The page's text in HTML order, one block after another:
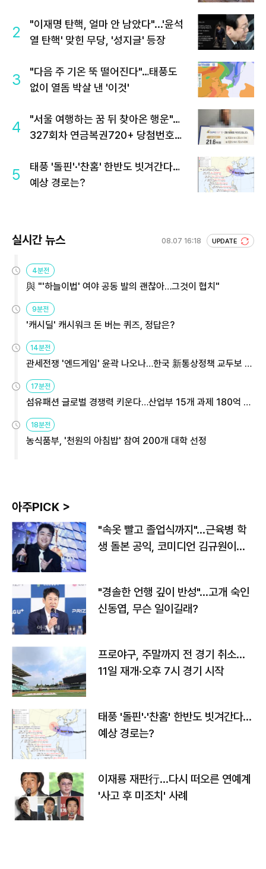
2
"이재명 탄핵, 얼마 안 남았다"...'윤석
열 탄핵' 맞힌 무당, '성지글' 등장
3
"다음 주 기온 뚝 떨어진다"…태풍도
없이 열돔 박살 낸 '이것'
4
"서울 여행하는 꿈 뒤 찾아온 행운"…
327회차 연금복권720+ 당첨번호조
5
태풍 '돌핀'·'찬홈' 한반도 빗겨간다…
예상 경로는?
실시간 뉴스 08.07 16:18 UPDATE
4분전
與 "'하늘이법' 여야 공동 발의 괜찮아…그것이 협치"
9분전
'캐시딜' 캐시워크 돈 버는 퀴즈, 정답은?
14분전
관세전쟁 '엔드게임' 윤곽 나오나…한국 新통상정책 교두보 활
용해야
17분전
섬유패션 글로벌 경쟁력 키운다…산업부 15개 과제 180억 지
원
18분전
농식품부, '천원의 아침밥' 참여 200개 대학 선정
아주PICK >
"속옷 빨고 졸업식까지"…근육병 학
생 돌본 공익, 코미디언 김규원이었
"경솔한 언행 깊이 반성"…고개 숙인
신동엽, 무슨 일이길래?
프로야구, 주말까지 전 경기 취소…
11일 재개·오후 7시 경기 시작
태풍 '돌핀'·'찬홈' 한반도 빗겨간다…
예상 경로는?
이재룡 재판行…다시 떠오른 연예계
'사고 후 미조치' 사례